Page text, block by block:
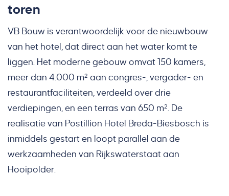
toren
VB Bouw is verantwoordelijk voor de nieuwbouw
van het hotel, dat direct aan het water komt te
liggen. Het moderne gebouw omvat 150 kamers,
meer dan 4.000 m² aan congres-, vergader- en
restaurantfaciliteiten, verdeeld over drie
verdiepingen, en een terras van 650 m². De
realisatie van Postillion Hotel Breda-Biesbosch is
inmiddels gestart en loopt parallel aan de
werkzaamheden van Rijkswaterstaat aan
Hooipolder.